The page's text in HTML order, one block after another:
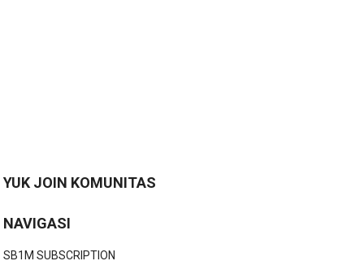
YUK JOIN KOMUNITAS
NAVIGASI
SB1M SUBSCRIPTION